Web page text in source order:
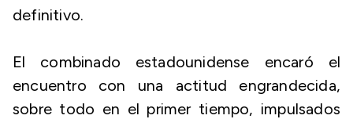
definitivo.
El combinado estadounidense encaró el
encuentro con una actitud engrandecida,
sobre todo en el primer tiempo, impulsados